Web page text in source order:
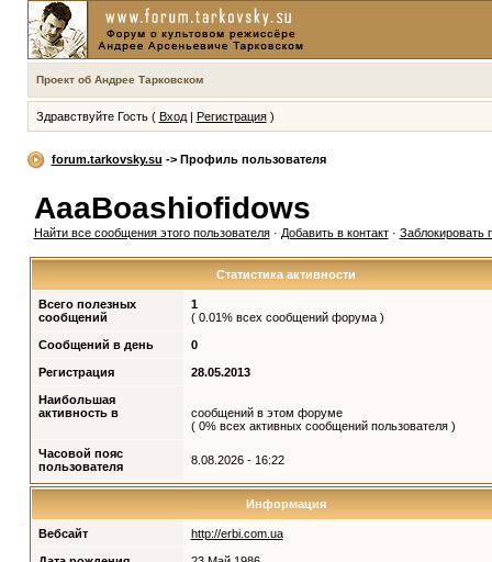
Проект об Андрее Тарковском
Здравствуйте Гость ( Вход| Регистрация)
forum.tarkovsky.su -> Профиль пользователя
AaaBoashiofidows
Найти все сообщения этого пользователя· Добавить в контакт· Заблокировать
Статистика активности
Всего полезных
сообщений
1
( 0.01% всех сообщений форума )
Сообщений в день 0
Регистрация 28.05.2013
Наибольшая
активность в
сообщений в этом форуме
( 0% всех активных сообщений пользователя )
Часовой пояс
пользователя
8.08.2026 - 16:22
Информация
Вебсайт http://erbi.com.ua